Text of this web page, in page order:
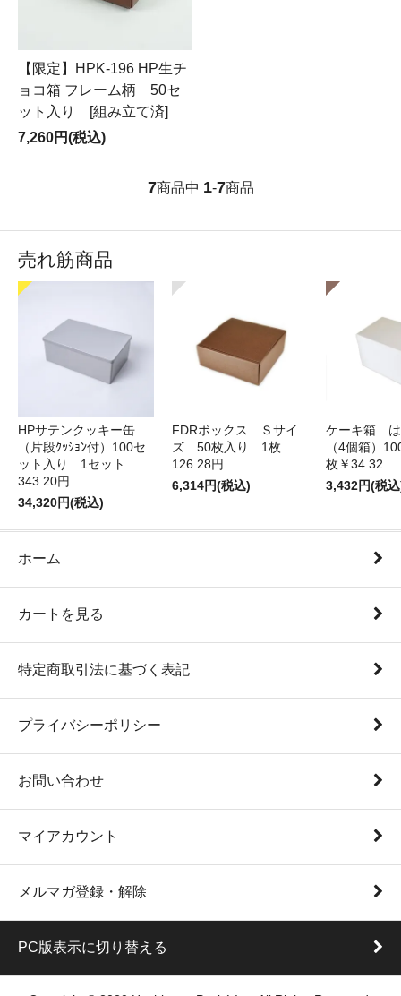
【限定】HPK-196 HP生チ
ョコ箱 フレーム柄 50セ
ット入り [組み立て済]
7,260円(税込)
7商品中 1-7商品
売れ筋商品
HPサテンクッキー缶
（片段ｸｯｼｮﾝ付）100セ
ット入り 1セット
343.20円
34,320円(税込)
FDRボックス Ｓサイ
ズ 50枚入り 1枚
126.28円
6,314円(税込)
ケーキ箱 は
（4個箱）
枚￥34.32
3,432円(税
ホーム
カートを見る
特定商取引法に基づく表記
プライバシーポリシー
お問い合わせ
マイアカウント
メルマガ登録・解除
PC版表示に切り替える